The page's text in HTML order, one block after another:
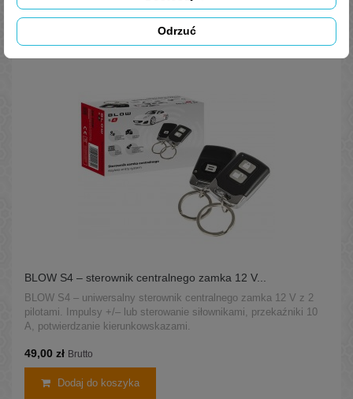
BLOW S4 – sterownik centralnego zamka 12 V...
BLOW S4 – uniwersalny sterownik centralnego zamka 12 V z 2
pilotami. Impulsy +/– lub sterowanie siłownikami, przekaźniki 10
A, potwierdzanie kierunkowskazami.
49,00 zł Brutto
Dodaj do koszyka
Odrzuć